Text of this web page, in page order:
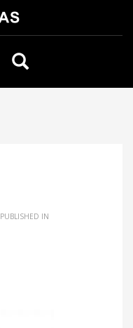
PUBLISHED IN